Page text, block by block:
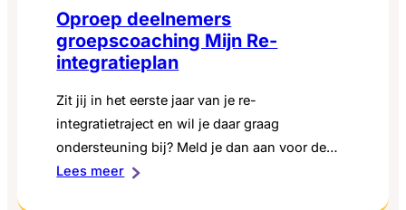
Oproep deelnemers
groepscoaching Mijn Re-
integratieplan
Zit jij in het eerste jaar van je re-
integratietraject en wil je daar graag
ondersteuning bij? Meld je dan aan voor de
pilot van het programma Mijn Re-
Lees meer: